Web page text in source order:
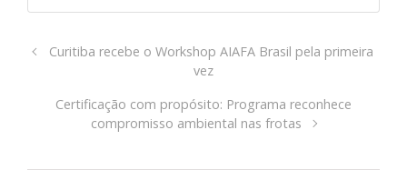
Curitiba recebe o Workshop AIAFA Brasil pela primeira
vez
Certificação com propósito: Programa reconhece
compromisso ambiental nas frotas